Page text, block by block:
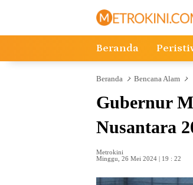
Beranda
Beranda Bencana Alam
Gubernur
Nusantara
Metrokini
Minggu, 26 Mei 2024 | 19 : 22